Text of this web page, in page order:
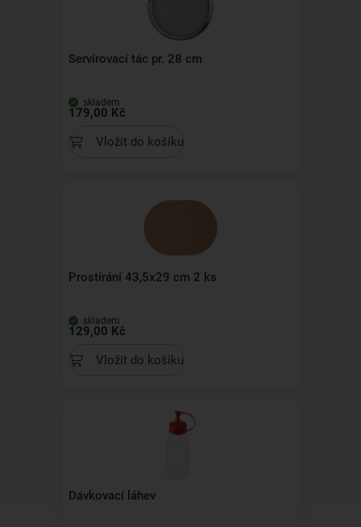
Servírovací tác pr. 28 cm
skladem
179,00 Kč
Vložit do košíku
Prostírání 43,5x29 cm 2 ks
skladem
129,00 Kč
Vložit do košíku
Dávkovací láhev